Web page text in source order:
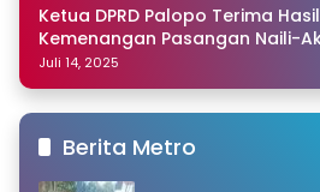
Ketua DPRD Palopo Terima
Kemenangan Pasangan Naili-
Sulsel
Juli 14, 2025
Berita Metro